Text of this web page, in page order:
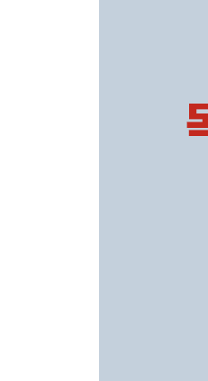
3부 일상 글쓰기
13. 생각을 말하
14. 정보를 더하
16. 의문을 탐하
17. 독서로 꿈꾸
18. 문제를 살피
4부 목회 글쓰기
19. 복음을 전하
20. 정의를 내리
21. 질문을 던지